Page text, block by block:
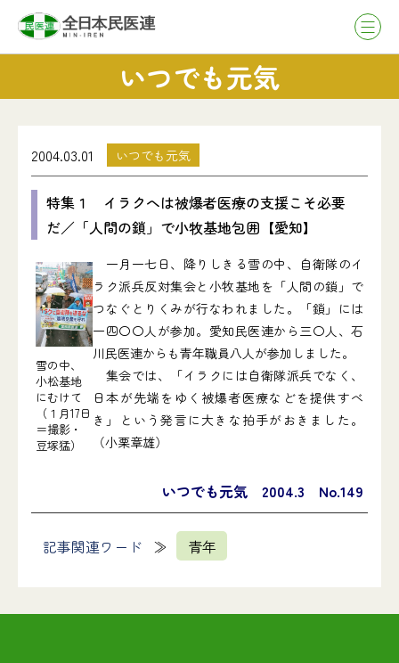
いつでも元気
2004.03.01 いつでも元気
特集１ イラクへは被爆者医療の支援こそ必要
だ／「人間の鎖」で小牧基地包囲【愛知】
雪の中、
小松基地
にむけて
（１月17日
＝撮影・
豆塚猛）
一月一七日、降りしきる雪の中、自衛隊のイ
ラク派兵反対集会と小牧基地を「人間の鎖」で
つなぐとりくみが行なわれました。「鎖」には
一四〇〇人が参加。愛知民医連から三〇人、石
川民医連からも青年職員八人が参加しました。
集会では、「イラクには自衛隊派兵でなく、
日本が先端をゆく被爆者医療などを提供すべ
き」という発言に大きな拍手がおきました。
（小栗章雄）
いつでも元気 2004.3 No.149
記事関連ワード 青年